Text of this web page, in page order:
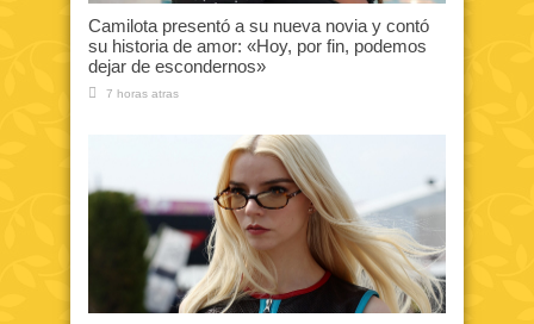
Camilota presentó a su nueva novia y contó
su historia de amor: «Hoy, por fin, podemos
dejar de escondernos»
7 horas atras